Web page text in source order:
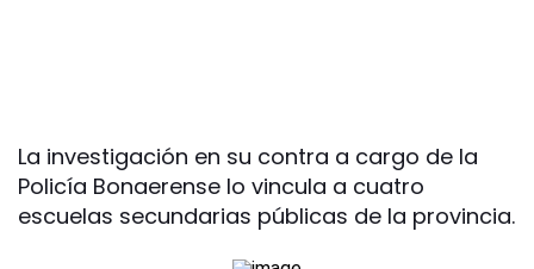
La investigación en su contra a cargo de la
Policía Bonaerense lo vincula a cuatro
escuelas secundarias públicas de la provincia.